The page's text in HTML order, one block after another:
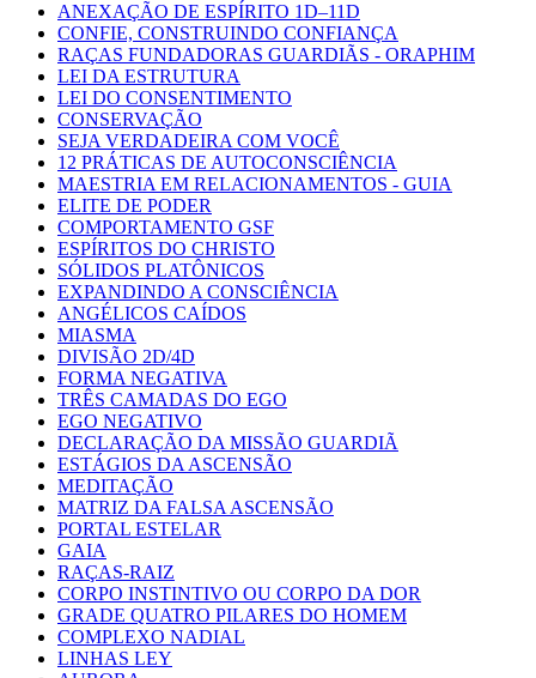
ANEXAÇÃO DE ESPÍRITO 1D–11D
CONFIE, CONSTRUINDO CONFIANÇA
RAÇAS FUNDADORAS GUARDIÃS - ORAPHIM
LEI DA ESTRUTURA
LEI DO CONSENTIMENTO
CONSERVAÇÃO
SEJA VERDADEIRA COM VOCÊ
12 PRÁTICAS DE AUTOCONSCIÊNCIA
MAESTRIA EM RELACIONAMENTOS - GUIA
ELITE DE PODER
COMPORTAMENTO GSF
ESPÍRITOS DO CHRISTO
SÓLIDOS PLATÔNICOS
EXPANDINDO A CONSCIÊNCIA
ANGÉLICOS CAÍDOS
MIASMA
DIVISÃO 2D/4D
FORMA NEGATIVA
TRÊS CAMADAS DO EGO
EGO NEGATIVO
DECLARAÇÃO DA MISSÃO GUARDIÃ
ESTÁGIOS DA ASCENSÃO
MEDITAÇÃO
MATRIZ DA FALSA ASCENSÃO
PORTAL ESTELAR
GAIA
RAÇAS-RAIZ
CORPO INSTINTIVO OU CORPO DA DOR
GRADE QUATRO PILARES DO HOMEM
COMPLEXO NADIAL
LINHAS LEY